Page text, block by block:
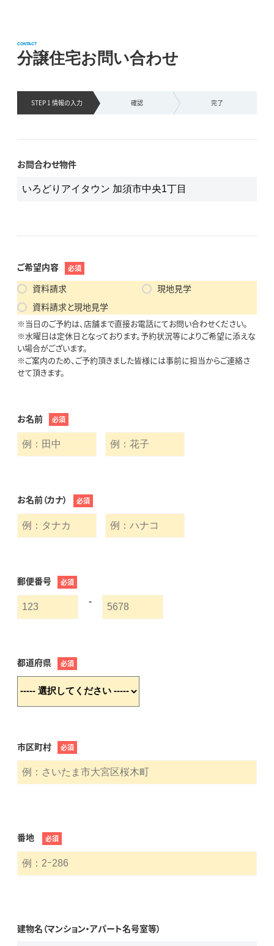
分譲住宅お問い合わせ
CONTACT
STEP 1 情報の入力 確認 完了
お問合わせ物件
ご希望内容 必須
資料請求
現地見学
資料請求と現地見学
※当日のご予約は、店舗まで直接お電話にてお問い合わせください。
※水曜日は定休日となっております。予約状況等によりご希望に添えな
い場合がございます。
※ご案内のため、ご予約頂きました皆様には事前に担当からご連絡さ
せて頂きます。
お名前 必須
お名前（カナ） 必須
郵便番号 必須
-
都道府県 必須
市区町村 必須
番地 必須
建物名（マンション・アパート名号室等）